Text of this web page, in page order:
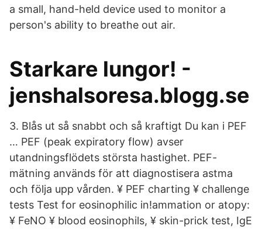
a small, hand-held device used to monitor a
person's ability to breathe out air.
Starkare lungor! -
jenshalsoresa.blogg.se
3. Blås ut så snabbt och så kraftigt Du kan i PEF
… PEF (peak expiratory flow) avser
utandningsflödets största hastighet. PEF-
mätning används för att diagnostisera astma
och följa upp vården. ¥ PEF charting ¥ challenge
tests Test for eosinophilic in!ammation or atopy:
¥ FeNO ¥ blood eosinophils, ¥ skin-prick test, IgE